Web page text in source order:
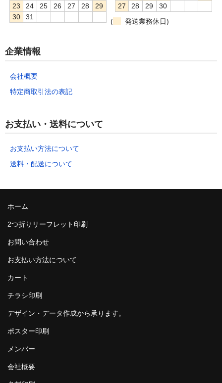
23
24 25 26 27 28
29
30
31
27
28 29
30
(
発送業務休日)
企業情報
会社概要
特定商取引法の表記
お支払い・送料について
お支払い方法について
送料・配送について
ホーム
2つ折りリーフレット印刷
お問い合わせ
お支払い方法について
カート
チラシ印刷
デザイン・データ作成から承ります。
ポスター印刷
メンバー
会社概要